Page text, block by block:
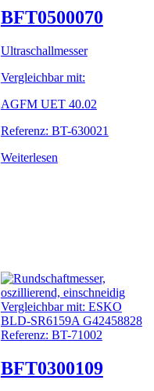
BFT0500070
Ultraschallmesser
Vergleichbar mit:
AGFM UET 40.02
Referenz: BT-630021
Weiterlesen
BFT0300109